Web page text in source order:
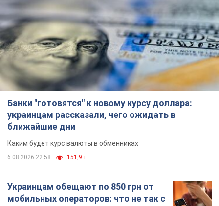
Банки "готовятся" к новому курсу доллара:
украинцам рассказали, чего ожидать в
ближайшие дни
Каким будет курс валюты в обменниках
6.08.2026 22:58 151,9 т.
Украинцам обещают по 850 грн от
мобильных операторов: что не так с
этими сообщениями
Как не попасть в ловушку мошенников
6.08.2026 21:02 16,6 т.
Самый дорогой футболист
"Динамо" забил "Карабаху" уже на
10-й минуте матча. Видео